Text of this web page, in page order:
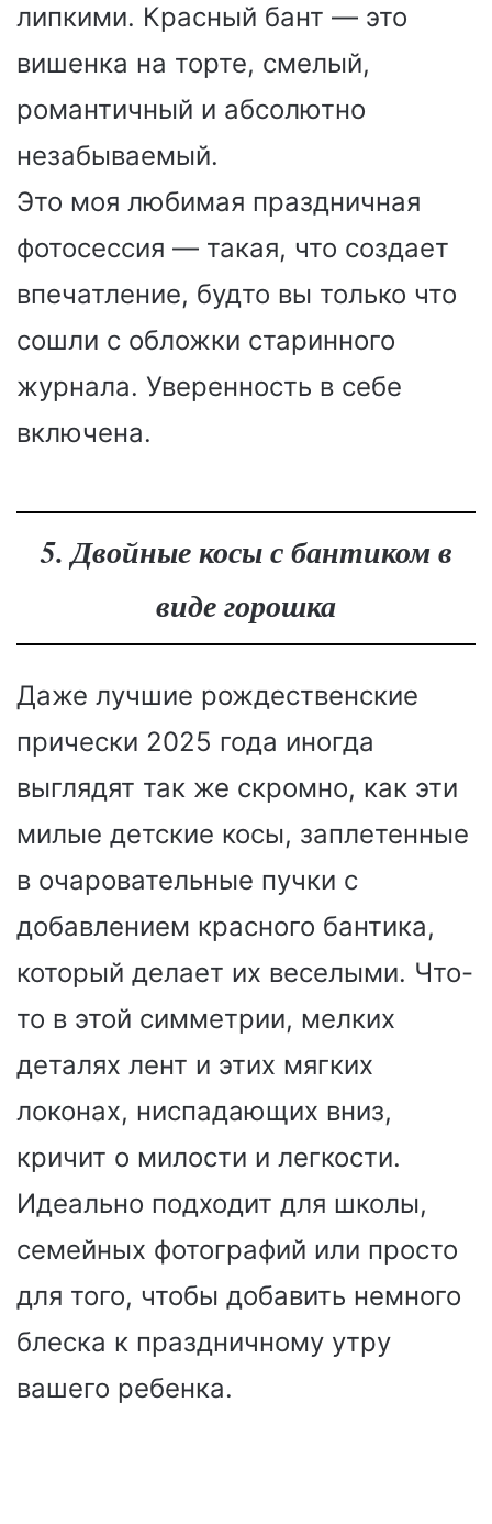
липкими. Красный бант — это
вишенка на торте, смелый,
романтичный и абсолютно
незабываемый.
Это моя любимая праздничная
фотосессия — такая, что создает
впечатление, будто вы только что
сошли с обложки старинного
журнала. Уверенность в себе
включена.
5. Двойные косы с бантиком в
виде горошка
Даже лучшие рождественские
прически 2025 года иногда
выглядят так же скромно, как эти
милые детские косы, заплетенные
в очаровательные пучки с
добавлением красного бантика,
который делает их веселыми. Что-
то в этой симметрии, мелких
деталях лент и этих мягких
локонах, ниспадающих вниз,
кричит о милости и легкости.
Идеально подходит для школы,
семейных фотографий или просто
для того, чтобы добавить немного
блеска к праздничному утру
вашего ребенка.